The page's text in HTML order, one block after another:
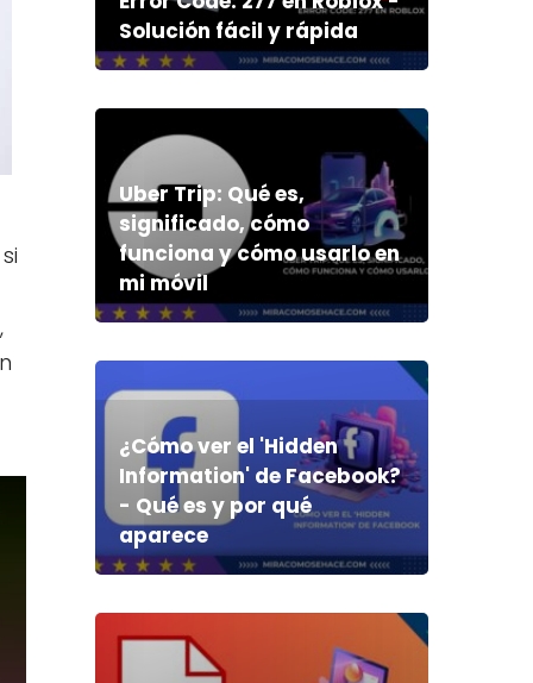
Solución fácil y rápida
Uber Trip: Qué es,
significado, cómo
funciona y cómo usarlo en
mi móvil
¿Cómo ver el 'Hidden
Information' de Facebook?
- Qué es y por qué
aparece